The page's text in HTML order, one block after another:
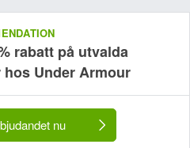
rabatt på utvalda
hos Under Armour
nu